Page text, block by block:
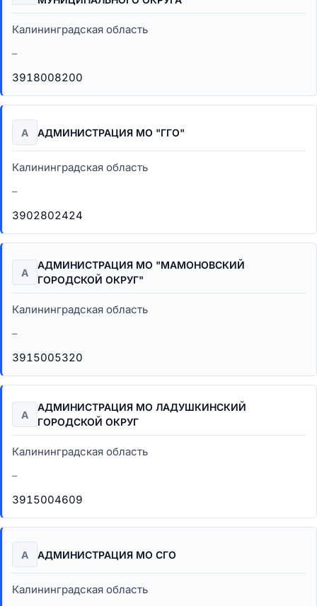
Калининградская область
–
3918008200
А АДМИНИСТРАЦИЯ МО "ГГО"
Калининградская область
–
3902802424
А
АДМИНИСТРАЦИЯ МО "МАМОНОВСКИЙ
ГОРОДСКОЙ ОКРУГ"
Калининградская область
–
3915005320
А
АДМИНИСТРАЦИЯ МО ЛАДУШКИНСКИЙ
ГОРОДСКОЙ ОКРУГ
Калининградская область
–
3915004609
А АДМИНИСТРАЦИЯ МО СГО
Калининградская область